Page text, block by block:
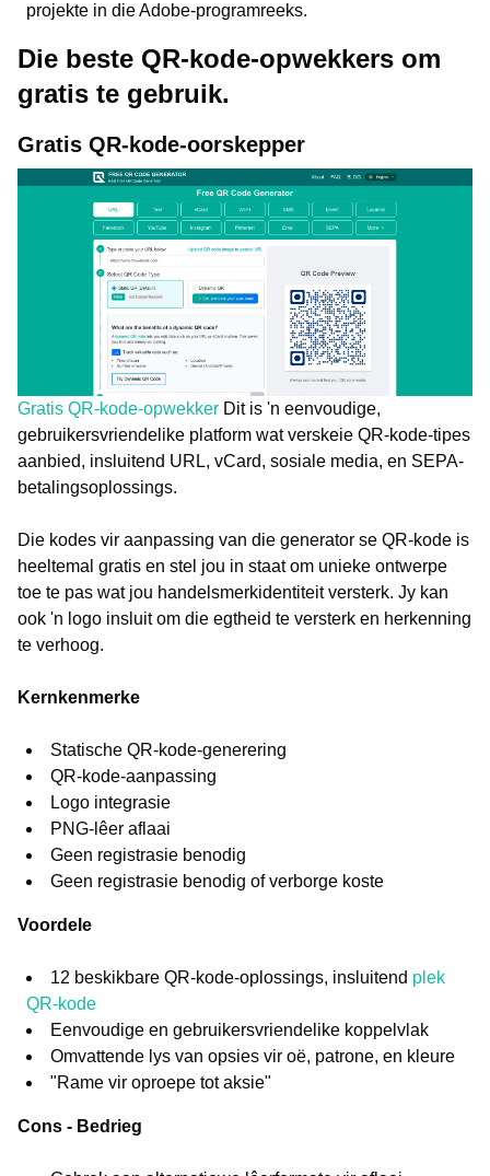
projekte in die Adobe-programreeks.
Die beste QR-kode-opwekkers om
gratis te gebruik.
Gratis QR-kode-oorskepper
Gratis QR-kode-opwekker Dit is 'n eenvoudige,
gebruikersvriendelike platform wat verskeie QR-kode-tipes
aanbied, insluitend URL, vCard, sosiale media, en SEPA-
betalingsoplossings.
Die kodes vir aanpassing van die generator se QR-kode is
heeltemal gratis en stel jou in staat om unieke ontwerpe
toe te pas wat jou handelsmerkidentiteit versterk. Jy kan
ook 'n logo insluit om die egtheid te versterk en herkenning
te verhoog.
Kernkenmerke
Statische QR-kode-generering
QR-kode-aanpassing
Logo integrasie
PNG-lêer aflaai
Geen registrasie benodig
Geen registrasie benodig of verborge koste
Voordele
12 beskikbare QR-kode-oplossings, insluitend plek
QR-kode
Eenvoudige en gebruikersvriendelike koppelvlak
Omvattende lys van opsies vir oë, patrone, en kleure
"Rame vir oproepe tot aksie"
Cons - Bedrieg